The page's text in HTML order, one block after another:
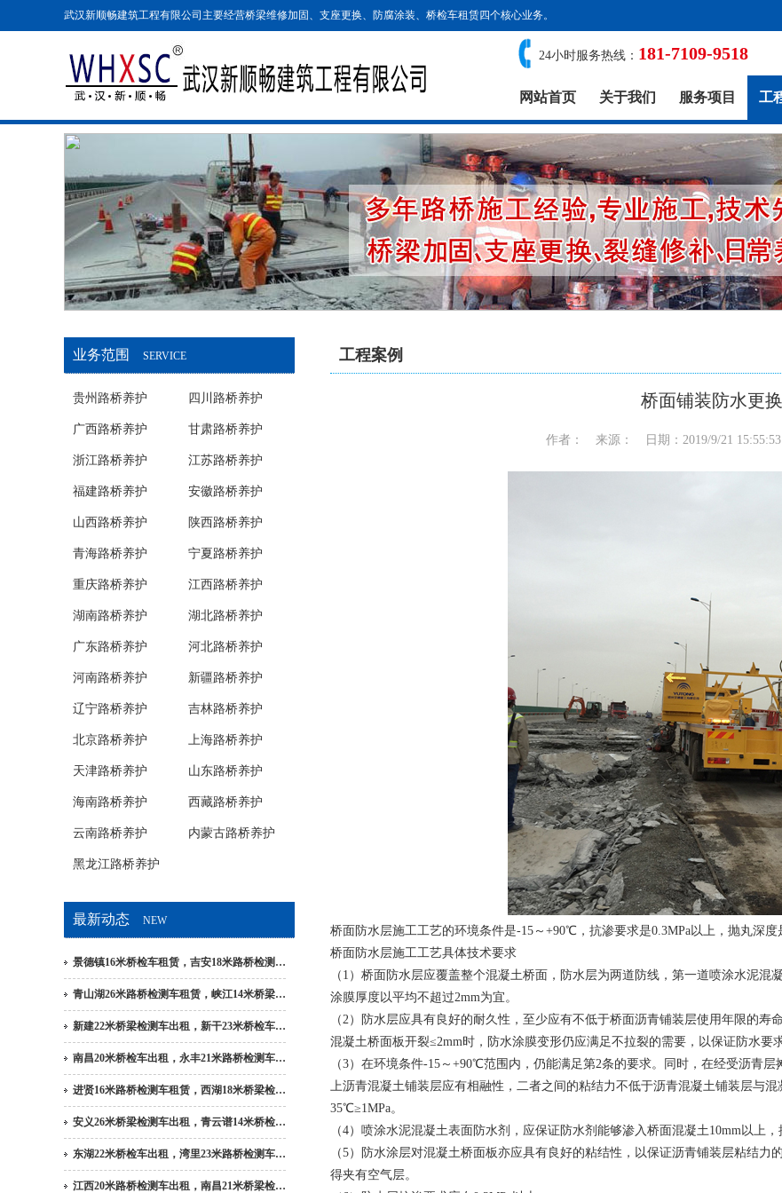
武汉新顺畅建筑工程有限公司主要经营桥梁维修加固、支座更换、防腐涂装、桥检车租赁四个核心业务。
24小时服务热线： 181-7109-9518
网站首页 关于我们 服务项目 工
业务范围 SERVICE
贵州路桥养护 四川路桥养护
广西路桥养护 甘肃路桥养护
浙江路桥养护 江苏路桥养护
福建路桥养护 安徽路桥养护
山西路桥养护 陕西路桥养护
青海路桥养护 宁夏路桥养护
重庆路桥养护 江西路桥养护
湖南路桥养护 湖北路桥养护
广东路桥养护 河北路桥养护
河南路桥养护 新疆路桥养护
辽宁路桥养护 吉林路桥养护
北京路桥养护 上海路桥养护
天津路桥养护 山东路桥养护
海南路桥养护 西藏路桥养护
云南路桥养护 内蒙古路桥养护
黑龙江路桥养护
最新动态 NEW
景德镇16米桥检车租赁，吉安18米路桥检测…
青山湖26米路桥检测车租赁，峡江14米桥梁…
新建22米桥梁检测车出租，新干23米桥检车…
南昌20米桥检车出租，永丰21米路桥检测车…
进贤16米路桥检测车租赁，西湖18米桥梁检…
安义26米桥梁检测车出租，青云谱14米桥检…
东湖22米桥检车出租，湾里23米路桥检测车…
江西20米路桥检测车出租，南昌21米桥梁检…
工程案例
桥面铺装防水更
作者： 来源： 日期：2019/9/21
桥面防水层施工工艺的环境条件是-15～+90℃，抗渗要求是0.3MPa以上，抛丸深度
桥面防水层施工工艺具体技术要求
（1）桥面防水层应覆盖整个混凝土桥面，防水层为两道防线，第一道喷涂水泥
涂膜厚度以平均不超过2mm为宜。
（2）防水层应具有良好的耐久性，至少应有不低于桥面沥青铺装层使用年限的
混凝土桥面板开裂≤2mm时，防水涂膜变形仍应满足不拉裂的需要，以保证防水要求
（3）在环境条件-15～+90℃范围内，仍能满足第2条的要求。同时，在经受沥青
上沥青混凝土铺装层应有相融性，二者之间的粘结力不低于沥青混凝土铺装层与
35℃≥1MPa。
（4）喷涂水泥混凝土表面防水剂，应保证防水剂能够渗入桥面混凝土10mm以上，
（5）防水涂层对混凝土桥面板亦应具有良好的粘结性，以保证沥青铺装层粘结
得夹有空气层。